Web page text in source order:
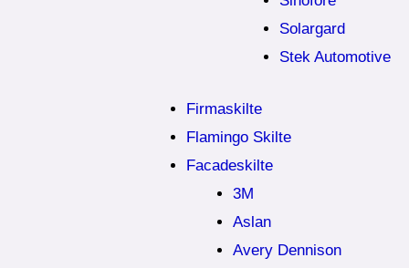
Solargard
Stek Automotive
Firmaskilte
Flamingo Skilte
Facadeskilte
3M
Aslan
Avery Dennison